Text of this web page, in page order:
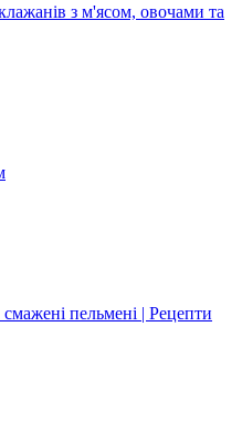
з м'ясом, овочами та
пельмені | Рецепти